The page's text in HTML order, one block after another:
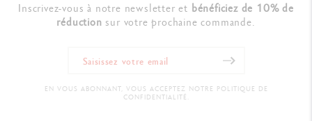
Inscrivez-vous à notre newsletter et bénéficiez de 10% de
réduction sur votre prochaine commande.
EN VOUS ABONNANT, VOUS ACCEPTEZ NOTRE POLITIQUE DE
CONFIDENTIALITÉ.